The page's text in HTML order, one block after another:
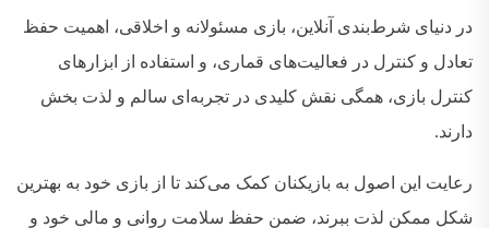
در دنیای شرط‌بندی آنلاین، بازی مسئولانه و اخلاقی، اهمیت حفظ
تعادل و کنترل در فعالیت‌های قماری، و استفاده از ابزارهای
کنترل بازی، همگی نقش کلیدی در تجربه‌ای سالم و لذت‌ بخش
دارند.
رعایت این اصول به بازیکنان کمک می‌کند تا از بازی خود به بهترین
شکل ممکن لذت ببرند، ضمن حفظ سلامت روانی و مالی خود و